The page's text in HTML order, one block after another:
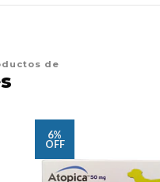
de
6%
OFF